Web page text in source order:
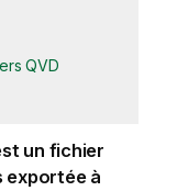
QVD
un fichier
exportée à